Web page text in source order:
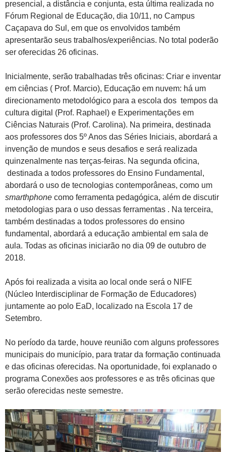
presencial, a distância e conjunta, esta última realizada no
Fórum Regional de Educação, dia 10/11, no Campus
Caçapava do Sul, em que os envolvidos também
apresentarão seus trabalhos/experiências. No total poderão
ser oferecidas 26 oficinas.
Inicialmente, serão trabalhadas três oficinas: Criar e inventar
em ciências ( Prof. Marcio), Educação em nuvem: há um
direcionamento metodológico para a escola dos tempos da
cultura digital (Prof. Raphael) e Experimentações em
Ciências Naturais (Prof. Carolina). Na primeira, destinada
aos professores dos 5º Anos das Séries Iniciais, abordará a
invenção de mundos e seus desafios e será realizada
quinzenalmente nas terças-feiras. Na segunda oficina,
destinada a todos professores do Ensino Fundamental,
abordará o uso de tecnologias contemporâneas, como um
smarthphone como ferramenta pedagógica, além de discutir
metodologias para o uso dessas ferramentas . Na terceira,
também destinadas a todos professores do ensino
fundamental, abordará a educação ambiental em sala de
aula. Todas as oficinas iniciarão no dia 09 de outubro de
2018.
Após foi realizada a visita ao local onde será o NIFE
(Núcleo Interdisciplinar de Formação de Educadores)
juntamente ao polo EaD, localizado na Escola 17 de
Setembro.
No período da tarde, houve reunião com alguns professores
municipais do município, para tratar da formação continuada
e das oficinas oferecidas. Na oportunidade, foi explanado o
programa Conexões aos professores e as três oficinas que
serão oferecidas neste semestre.